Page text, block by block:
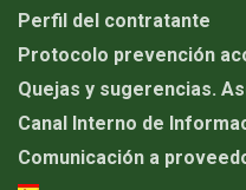
Perfil del contratante
Protocolo prevención
Quejas y sugerencias.
Canal Interno de
Comunicación a